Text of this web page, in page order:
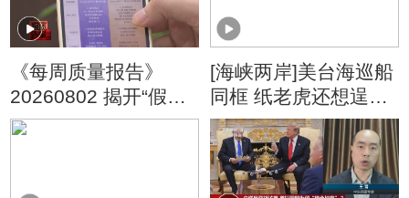
《每周质量报告》
20260802 揭开“假洋
牌”的真面目
[海峡两岸]美台海巡船
同框 纸老虎还想逞
威？